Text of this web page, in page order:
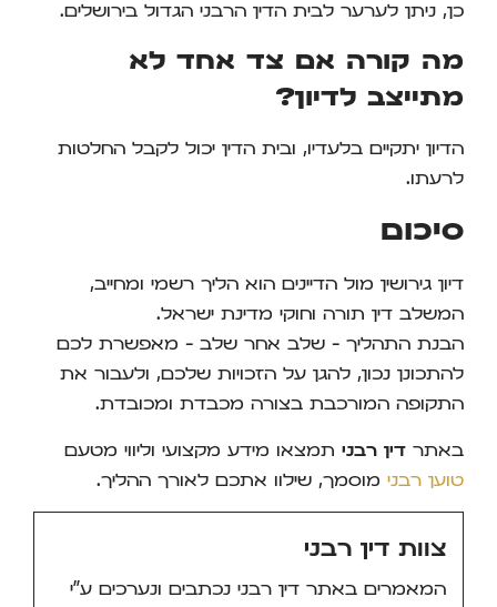
כן, ניתן לערער לבית הדין הרבני הגדול בירושלים.
מה קורה אם צד אחד לא
מתייצב לדיון?
הדיון יתקיים בלעדיו, ובית הדין יכול לקבל החלטות
לרעתו.
סיכום
דיון גירושין מול הדיינים הוא הליך רשמי ומחייב,
המשלב דין תורה וחוקי מדינת ישראל.
הבנת התהליך – שלב אחר שלב – מאפשרת לכם
להתכונן נכון, להגן על הזכויות שלכם, ולעבור את
התקופה המורכבת בצורה מכבדת ומכובדת.
באתר דין רבני תמצאו מידע מקצועי וליווי מטעם
טוען רבני מוסמך, שילוו אתכם לאורך ההליך.
צוות דין רבני
המאמרים באתר דין רבני נכתבים ונערכים ע"י